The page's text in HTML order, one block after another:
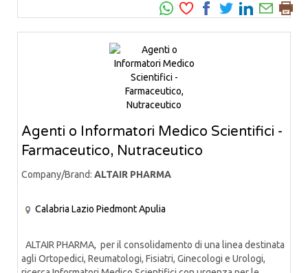
Agenti o Informatori Medico Scientifici -
Farmaceutico, Nutraceutico
Company/Brand: ALTAIR PHARMA
Calabria Lazio PiedmontApulia
ALTAIR PHARMA, per il consolidamento di una linea destinata
agli Ortopedici, Reumatologi, Fisiatri, Ginecologi e Urologi,